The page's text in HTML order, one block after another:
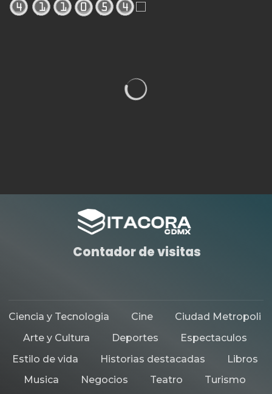
LA DFL DARÁ COMIENZO EN
ENERO AL CAMPEONATO